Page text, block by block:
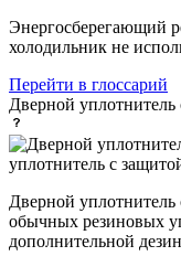
Энергосберегающий
холодильник не
Перейти в глоссарий
Дверной уплотнитель
уплотнитель с
Дверной уплотнитель
обычных резиновых
дополнительной